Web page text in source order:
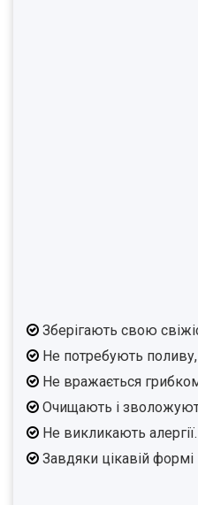
Зберігають свою
Не потребують
Не вражається
Очищають і
Не викликають алергії.
Завдяки цікавій